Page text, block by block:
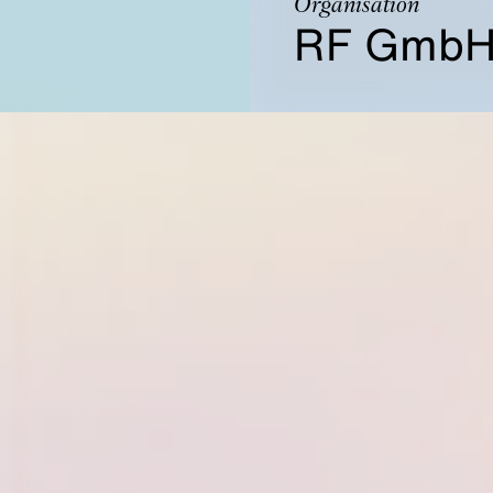
Organisation
RF